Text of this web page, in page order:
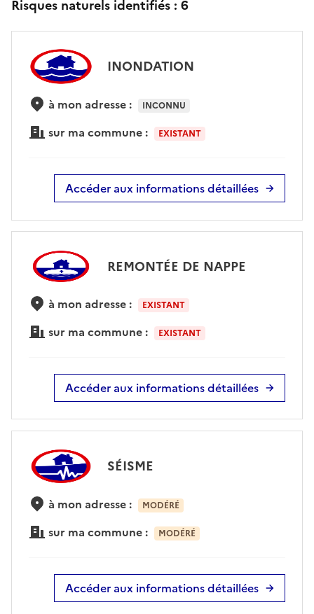
Risques naturels identifiés : 6
INONDATION
à mon adresse : INCONNU
sur ma commune : EXISTANT
Accéder aux informations détaillées
REMONTÉE DE NAPPE
à mon adresse : EXISTANT
sur ma commune : EXISTANT
Accéder aux informations détaillées
SÉISME
à mon adresse : MODÉRÉ
sur ma commune : MODÉRÉ
Accéder aux informations détaillées